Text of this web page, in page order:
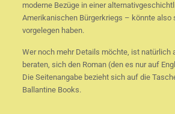
moderne Bezüge in einer
Amerikanischen Bürgerkriegs – könnte also
vorgelegen haben.
Wer noch mehr Details möchte, ist natürlich
beraten, sich den Roman (den es nur auf
Die Seitenangabe bezieht sich auf die
Ballantine Books.